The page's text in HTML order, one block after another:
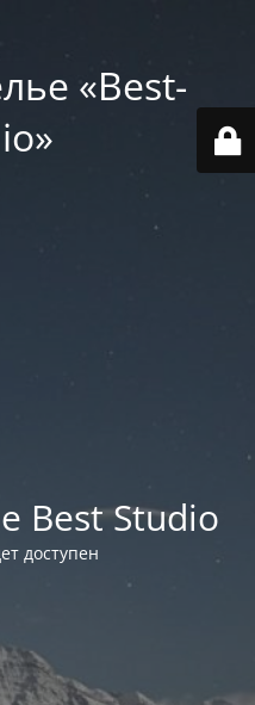
«Best-
Best Studio
доступен